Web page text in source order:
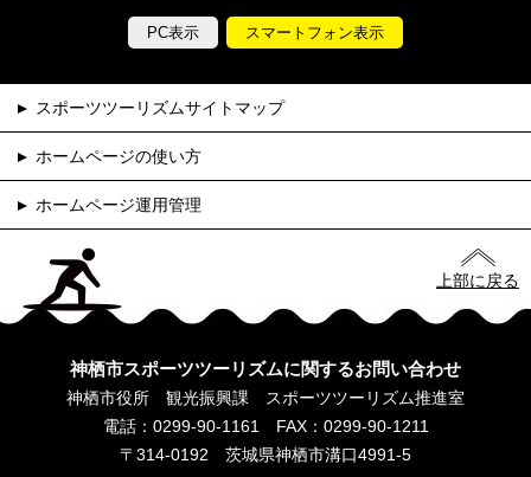
PC表示 スマートフォン表示
スポーツツーリズムサイトマップ
ホームページの使い方
ホームページ運用管理
上部に戻る
神栖市スポーツツーリズムに関するお問い合わせ
神栖市役所 観光振興課 スポーツツーリズム推進室
電話：0299-90-1161 FAX：0299-90-1211
〒314-0192 茨城県神栖市溝口4991-5